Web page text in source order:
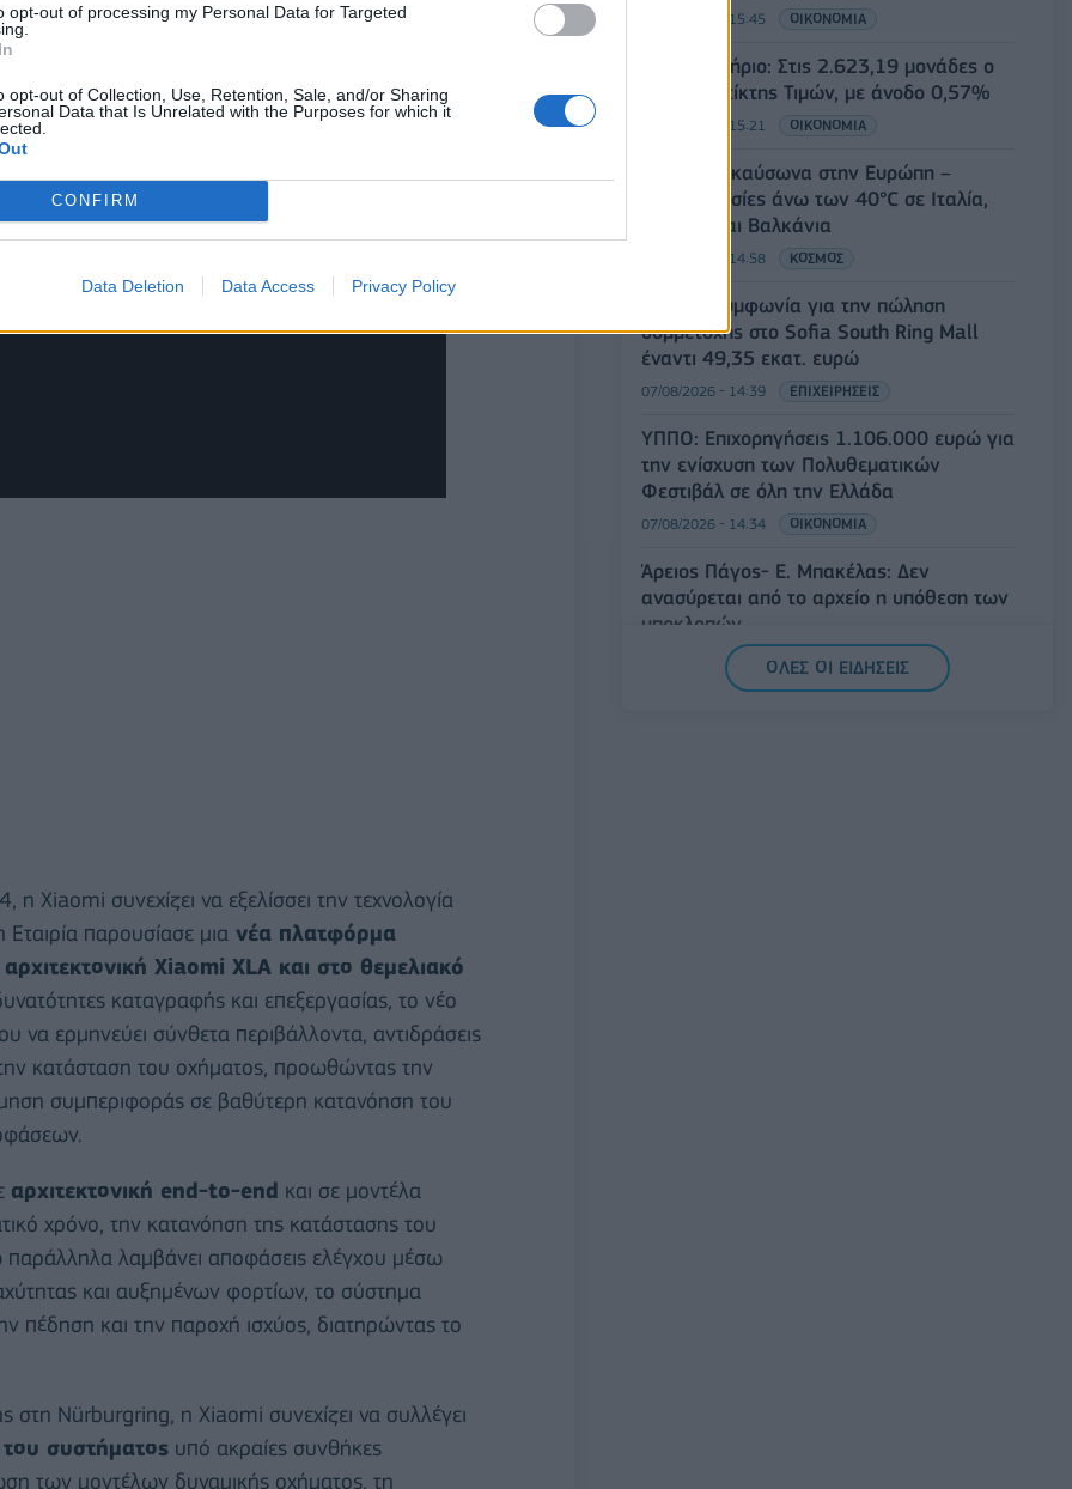
opt-out of processing my Personal Data for Targeted
opt-out of Collection, Use, Retention, Sale, and/or Sharing
Data that Is Unrelated with the Purposes for which it
CONFIRM
Data Deletion Data Access Privacy Policy
συνεχίζει να εξελίσσει την τεχνολογία
παρουσίασε μια νέα πλατφόρμα
Xiaomi XLA και στο θεμελιακό
καταγραφής και επεξεργασίας, το νέο
να ερμηνεύει σύνθετα περιβάλλοντα, αντιδράσεις
κατάσταση του οχήματος, προωθώντας την
συμπεριφοράς σε βαθύτερη κατανόηση του
αρχιτεκτονική end-to-end και σε μοντέλα
χρόνο, την κατανόηση της κατάστασης του
λαμβάνει αποφάσεις ελέγχου μέσω
και αυξημένων φορτίων, το σύστημα
πέδηση και την παροχή ισχύος, διατηρώντας το
Nürburgring, η Xiaomi συνεχίζει να συλλέγει
συστήματος υπό ακραίες συνθήκες
των μοντέλων δυναμικής οχήματος, τη
07/08/2026 - 15:45 ΟΙΚΟΝΟΜΙΑ
Χρηματιστήριο: Στις 2.623,19 μονάδες ο
Γενικός Δείκτης Τιμών, με άνοδο 0,57%
07/08/2026 - 15:21 ΟΙΚΟΝΟΜΙΑ
Νέο κύμα καύσωνα στην Ευρώπη –
Θερμοκρασίες άνω των 40°C σε Ιταλία,
Ισπανία και Βαλκάνια
07/08/2026 - 14:58 ΚΟΣΜΟΣ
Fourlis: Συμφωνία για την πώληση
συμμετοχής στο Sofia South Ring Mall
έναντι 49,35 εκατ. ευρώ
07/08/2026 - 14:39 ΕΠΙΧΕΙΡΗΣΕΙΣ
ΥΠΠΟ: Επιχορηγήσεις 1.106.000 ευρώ για
την ενίσχυση των Πολυθεματικών
Φεστιβάλ σε όλη την Ελλάδα
07/08/2026 - 14:34 ΟΙΚΟΝΟΜΙΑ
Άρειος Πάγος- Ε. Μπακέλας: Δεν
ανασύρεται από το αρχείο η υπόθεση των
υποκλοπών
07/08/2026 - 14:11 ΕΛΛΑΔΑ
ΟΛΕΣ ΟΙ ΕΙΔΗΣΕΙΣ